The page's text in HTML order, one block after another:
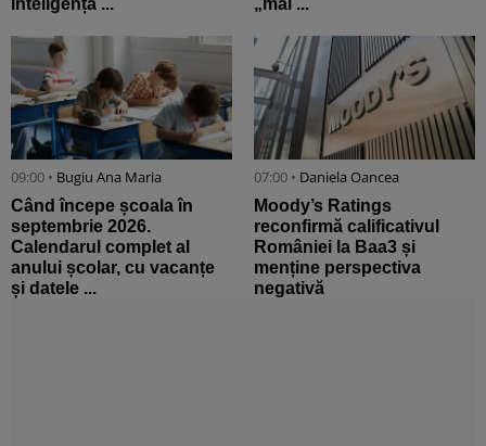
09:00 • Bugiu ⁠Ana Maria
Când începe școala în
septembrie 2026.
Calendarul complet al
anului școlar, cu vacanțe
și datele ...
07:00 • Daniela Oancea
Moody’s Ratings
reconfirmă calificativul
României la Baa3 și
menține perspectiva
negativă